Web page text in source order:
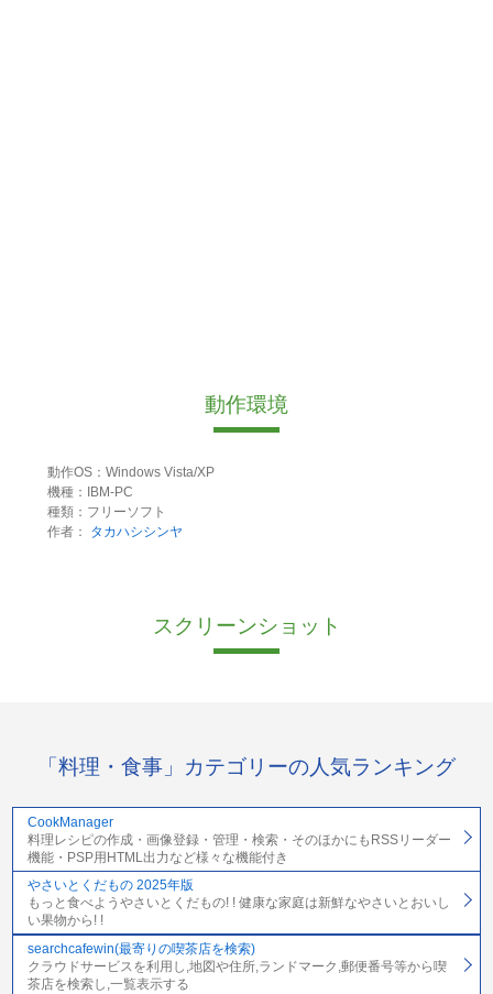
動作環境
動作OS：Windows Vista/XP
機種：IBM-PC
種類：フリーソフト
作者：
タカハシシンヤ
スクリーンショット
「料理・食事」カテゴリーの人気ランキング
CookManager
料理レシピの作成・画像登録・管理・検索・そのほかにもRSSリーダー
機能・PSP用HTML出力など様々な機能付き
やさいとくだもの 2025年版
もっと食べようやさいとくだもの! ! 健康な家庭は新鮮なやさいとおいし
い果物から! !
searchcafewin(最寄りの喫茶店を検索)
クラウドサービスを利用し,地図や住所,ランドマーク,郵便番号等から喫
茶店を検索し,一覧表示する